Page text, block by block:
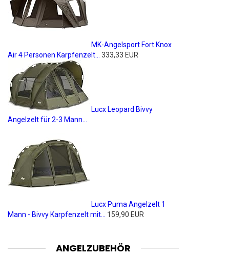
MK-Angelsport Fort Knox
Air 4 Personen Karpfenzelt...
333,33 EUR
Lucx Leopard Bivvy
Angelzelt für 2-3 Mann...
Lucx Puma Angelzelt 1
Mann - Bivvy Karpfenzelt mit...
159,90 EUR
ANGELZUBEHÖR